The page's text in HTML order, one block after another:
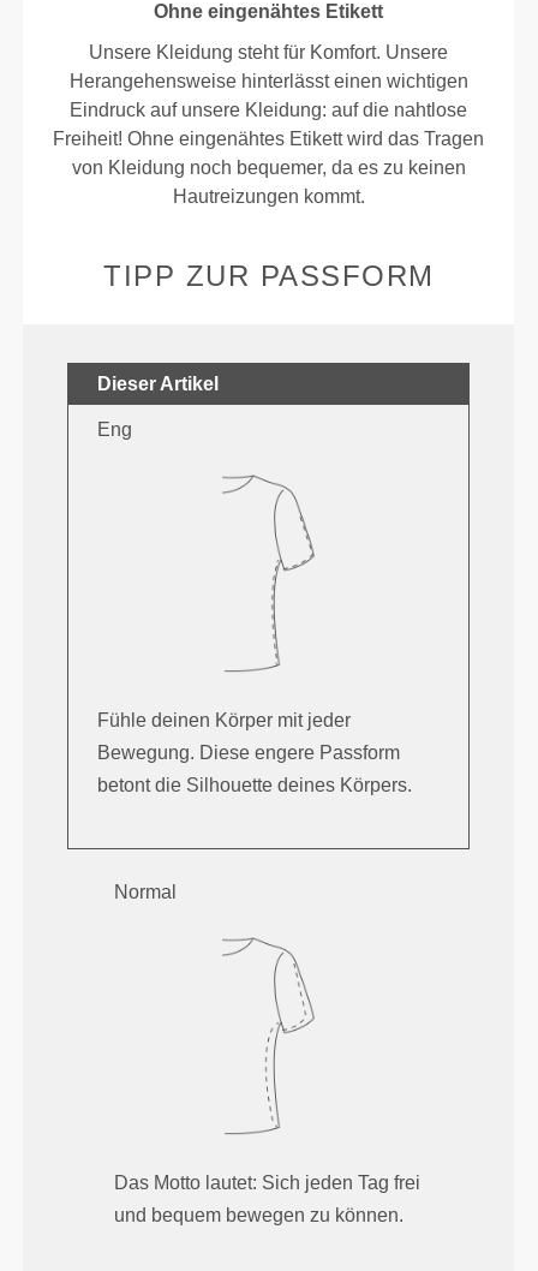
Ohne eingenähtes Etikett
Unsere Kleidung steht für Komfort. Unsere
Herangehensweise hinterlässt einen wichtigen
Eindruck auf unsere Kleidung: auf die nahtlose
Freiheit! Ohne eingenähtes Etikett wird das Tragen
von Kleidung noch bequemer, da es zu keinen
Hautreizungen kommt.
TIPP ZUR PASSFORM
Dieser Artikel
Eng
Fühle deinen Körper mit jeder
Bewegung. Diese engere Passform
betont die Silhouette deines Körpers.
Normal
Das Motto lautet: Sich jeden Tag frei
und bequem bewegen zu können.